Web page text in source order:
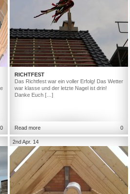
0
RICHTFEST
Das Richtfest war ein voller Erfolg! Das Wetter
war klasse und der letzte Nagel ist drin!
Danke Euch […]
Read more 0
2nd Apr. 14